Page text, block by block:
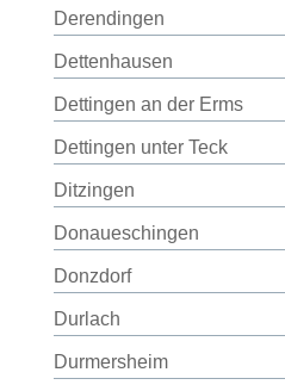
Derendingen
Dettenhausen
Dettingen an der Erms
Dettingen unter Teck
Ditzingen
Donaueschingen
Donzdorf
Durlach
Durmersheim